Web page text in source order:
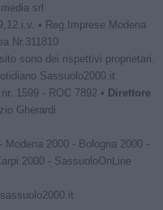
srl
i.v. • Reg.Imprese Modena
Nr.311810
sono dei rispettivi proprietari.
Sassuolo2000.it
1599 - ROC 7892 • Direttore
Gherardi
Modena 2000- Bologna 2000-
2000- SassuoloOnLine